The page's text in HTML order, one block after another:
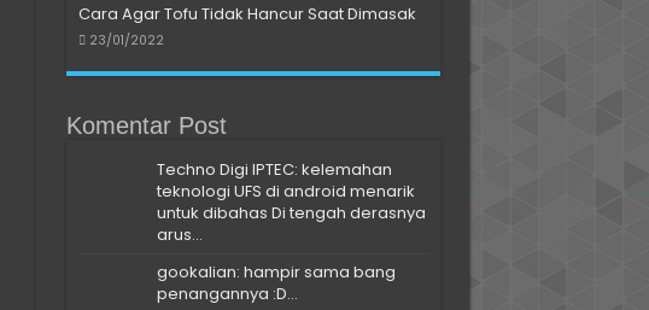
Cara Agar Tofu Tidak Hancur Saat Dimasak
23/01/2022
Komentar Post
Techno Digi IPTEC: kelemahan
teknologi UFS di android menarik
untuk dibahas Di tengah derasnya
arus...
gookalian: hampir sama bang
penangannya :D...